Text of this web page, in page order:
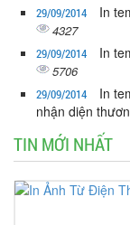
29/09/2014 In
4327
29/09/2014 In
5706
29/09/2014
In
nhận diện
TIN MỚI NHẤT